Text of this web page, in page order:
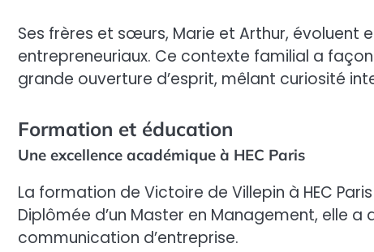
Ses frères et sœurs, Marie et Arthur, évoluent
entrepreneuriaux. Ce contexte familial a
grande ouverture d’esprit, mêlant curiosité
Formation et éducation
Une excellence académique à HEC Paris
La formation de Victoire de Villepin à HEC
Diplômée d’un Master en Management, elle
communication d’entreprise.